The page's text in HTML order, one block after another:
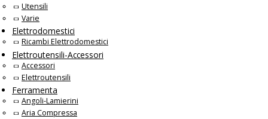
Utensili
Varie
Elettrodomestici
Ricambi Elettrodomestici
Elettroutensili-Accessori
Accessori
Elettroutensili
Ferramenta
Angoli-Lamierini
Aria Compressa